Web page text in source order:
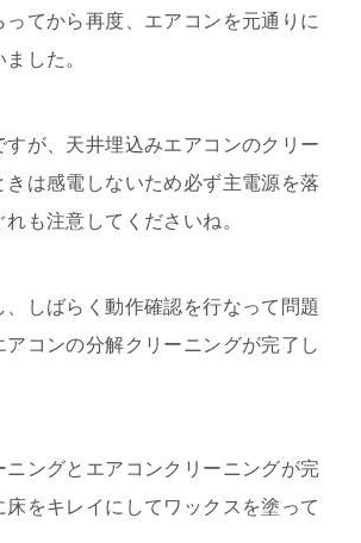
てから再度、エアコンを元通りに
した。
すが、天井埋込みエアコンのクリー
きは感電しないため必ず主電源を落
も注意してくださいね。
しばらく動作確認を行なって問題
アコンの分解クリーニングが完了し
ニングとエアコンクリーニングが完
床をキレイにしてワックスを塗って